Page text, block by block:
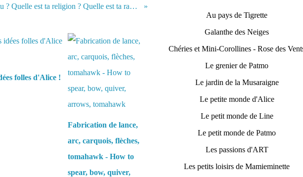
De quel pays es-tu ? Quelle est ta religion ? Quelle est ta race ?
folles d'Alice !
Fabrication de lance,
arc, carquois, flèches,
tomahawk - How to
spear, bow, quiver,
Au pays de Tigrette
Galanthe des Neiges
Chéries et Mini-Corollines - Rose des
Le grenier de Patmo
Le jardin de la Musaraigne
Le petite monde d'Alice
Le petit monde de Line
Le petit monde de Patmo
Les passions d'ART
Les petits loisirs de Mamieminette